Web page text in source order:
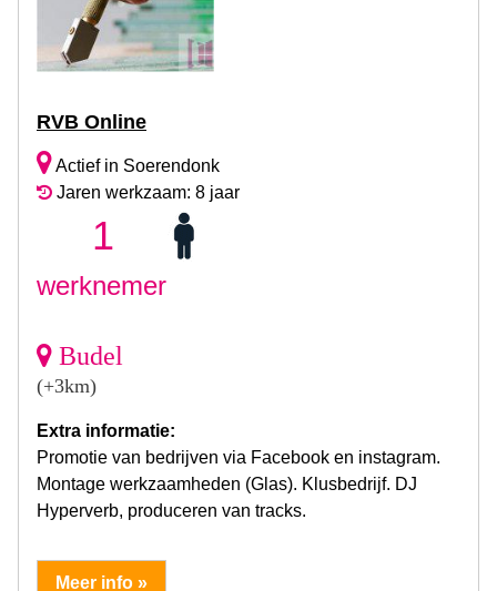
RVB Online
Actief in Soerendonk
Jaren werkzaam: 8 jaar
1
werknemer
Budel
(+3km)
Extra informatie:
Promotie van bedrijven via Facebook en instagram.
Montage werkzaamheden (Glas). Klusbedrijf. DJ
Hyperverb, produceren van tracks.
Meer info »